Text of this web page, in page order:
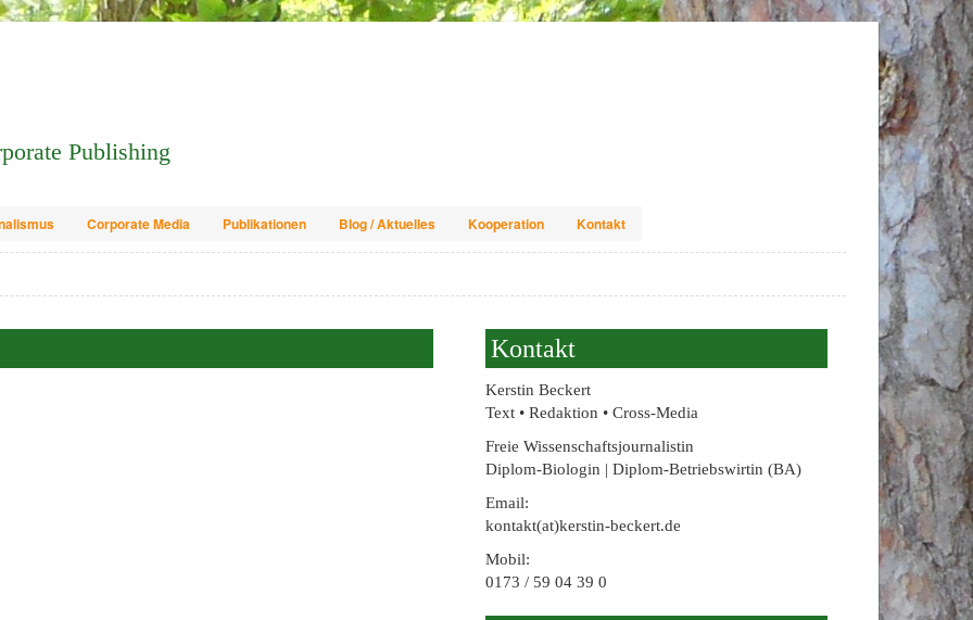
Publishing
Corporate Media Publikationen Blog / Aktuelles Kooperation Kontakt
Kontakt
Kerstin Beckert
Text • Redaktion • Cross-Media
Freie Wissenschaftsjournalistin
Diplom-Biologin | Diplom-Betriebswirtin (BA)
Email:
kontakt(at)kerstin-beckert.de
Mobil:
0173 / 59 04 39 0